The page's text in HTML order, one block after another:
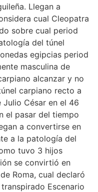
Llegan a
cual Cleopatra
sobre cual period
del túnel
egipcias period
masculina de
alcanzar y no
carpiano recto a
Julio César en el 46
el pasar del tiempo
a convertirse en
a la patologí­a del
tuvo 3 hijos
se convirtió en
Roma, cual declaró
Escenario